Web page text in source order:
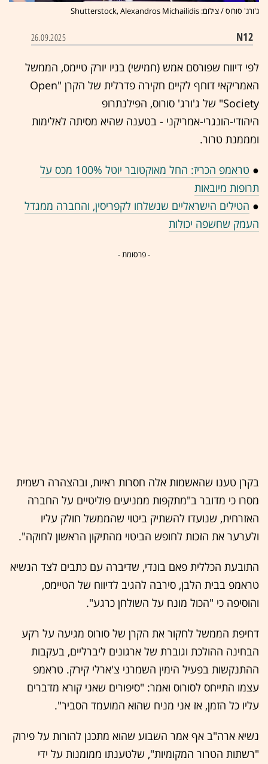
ג'ורג' סורוס / צילום: Shutterstock, Alexandros Michailidis
N12
26.09.2025
לפי דיווח שפורסם אמש (חמישי) בניו יורק טיימס, הממשל
האמריקאי דוחף לקיים חקירה פדרלית של הקרן "Open
Society" של ג'ורג' סורוס, הפילנתרופ
היהודי-הונגרי-אמריקני - בטענה שהיא מסיתה לאלימות
ומממנת טרור.
●
טראמפ הכריז: החל מאוקטובר יוטל 100% מכס על
תרופות מיובאות
● הטילים הישראליים שנשלחו לקפריסין, והחברה ממגדל
העמק שחשפה יכולות
- פרסומת -
בקרן טענו שהאשמות אלה חסרות ראיות, ובהצהרה רשמית
מסרו כי מדובר ב"מתקפות ממניעים פוליטיים על החברה
האזרחית, שנועדו להשתיק ביטוי שהממשל חולק עליו
ולערער את הזכות לחופש הביטוי מהתיקון הראשון לחוקה".
התובעת הכללית פאם בונדי, שדיברה עם כתבים לצד הנשיא
טראמפ בבית הלבן, סירבה להגיב לדיווח של הטיימס,
והוסיפה כי "הכול מונח על השולחן כרגע".
דחיפת הממשל לחקור את הקרן של סורוס מגיעה על רקע
הבחינה ההולכת וגוברת של ארגונים ליברליים, בעקבות
ההתנקשות בפעיל הימין השמרני צ'ארלי קירק. טראמפ
עצמו התייחס לסורוס ואמר: "סיפורים שאני קורא מדברים
עליו כל הזמן, אז אני מניח שהוא המועמד הסביר".
נשיא ארה"ב אף אמר השבוע שהוא מתכנן להורות על פירוק
"רשתות הטרור המקומיות", שלטענתו ממומנות על ידי